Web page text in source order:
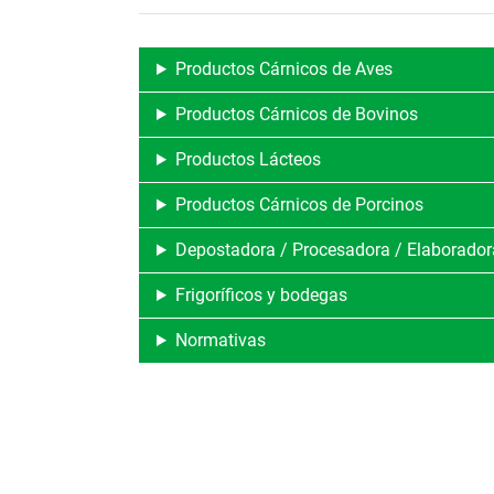
Productos Cárnicos de Aves
Productos Cárnicos de Bovinos
Productos Lácteos
Productos Cárnicos de Porcinos
Depostadora / Procesadora /
Frigoríficos y bodegas
Normativas